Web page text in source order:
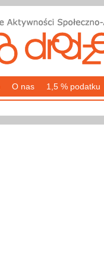
O nas 1,5 % podatku